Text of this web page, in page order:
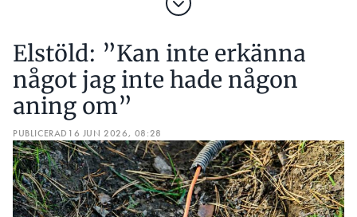
Elstöld: ”Kan inte erkänna
något jag inte hade någon
aning om”
PUBLICERAD 16 JUN 2026, 08:28